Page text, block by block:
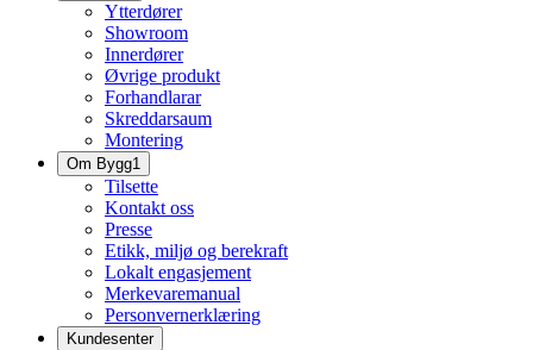
Ytterdører
Showroom
Innerdører
Øvrige produkt
Forhandlarar
Skreddarsaum
Montering
Om Bygg1
Tilsette
Kontakt oss
Presse
Etikk, miljø og berekraft
Lokalt engasjement
Merkevaremanual
Personvernerklæring
Kundesenter